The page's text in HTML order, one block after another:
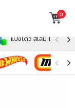
0
แป้งโดว์ สไลม์ โฟม สำห